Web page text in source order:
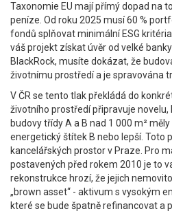
Taxonomie EU mají přímý dopad na
peníze. Od roku 2025 musí 60 %
fondů splňovat minimální ESG
váš projekt získat úvěr od velké
BlackRock, musíte dokázat, že
životnímu prostředí a je spravována
V ČR se tento tlak překládá do
životního prostředí připravuje novelu,
budovy třídy A a B nad 1 000 m²
energetický štítek B nebo lepší. Toto
kancelářských prostor v Praze. Pro
postavených před rokem 2010 je to
rekonstrukce hrozí, že jejich
„brown asset“ - aktivum s vysokým
které se bude špatně refinancovat a